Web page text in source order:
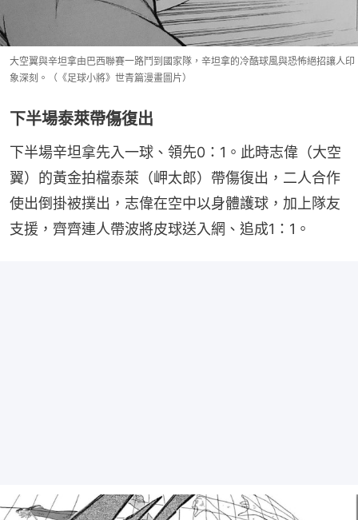
大空翼與辛坦拿由巴西聯賽一路鬥到國家隊，辛坦拿的冷酷球風與恐怖絕招讓人印
象深刻。（《足球小將》世青篇漫畫圖片）
下半場泰萊帶傷復出
下半場辛坦拿先入一球、領先0：1。此時志偉（大空
翼）的黃金拍檔泰萊（岬太郎）帶傷復出，二人合作
使出倒掛被撲出，志偉在空中以身體護球，加上隊友
支援，齊齊連人帶波將皮球送入網、追成1：1。